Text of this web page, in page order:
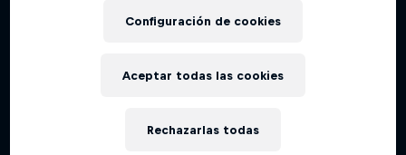
Configuración de cookies
Rechazarlas todas
Aceptar todas las cookies